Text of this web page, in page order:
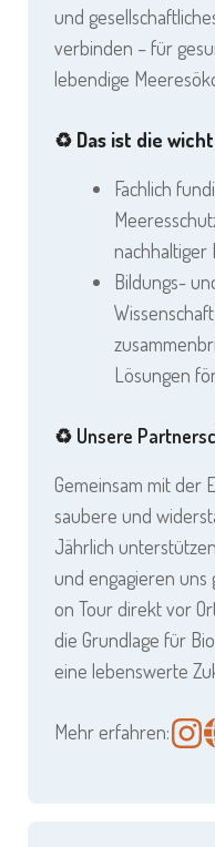
und
verbinden – für
lebendige
♻️ Das ist die
Fachlich
nachhaltiger
Bildungs-
Lösungen
♻️ Unsere
Gemeinsam mit der
saubere und
Jährlich
und engagieren uns
on Tour direkt vor
die Grundlage für
eine lebenswerte
Mehr erfahren: